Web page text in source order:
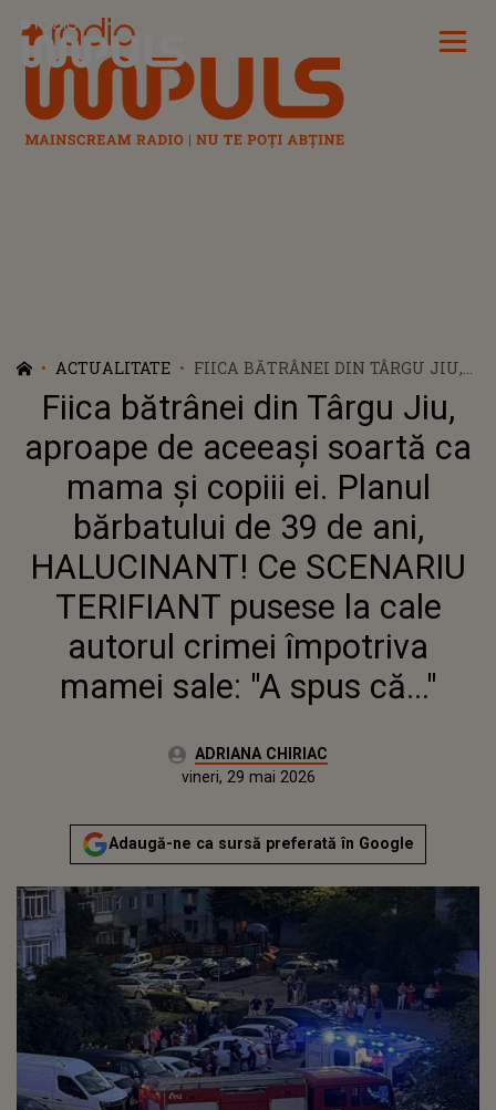
Radio Impuls
ACTUALITATE
FIICA BĂTRÂNEI DIN TÂRGU JIU,
APROAPE DE ACEEAȘI SOARTĂ CA
MAMA ȘI COPIII EI. PLANUL
BĂRBATULUI DE 39 DE ANI,
HALUCINANT! CE SCENARIU
TERIFIANT PUSESE LA CALE
AUTORUL CRIMEI ÎMPOTRIVA
MAMEI SALE: "A SPUS CĂ..."
Fiica bătrânei din Târgu Jiu,
aproape de aceeași soartă ca
mama și copiii ei. Planul
bărbatului de 39 de ani,
HALUCINANT! Ce SCENARIU
TERIFIANT pusese la cale
autorul crimei împotriva
mamei sale: "A spus că..."
Autor:ADRIANA CHIRIAC
Publicat:
vineri, 29 mai 2026
Adaugă-ne ca sursă preferată în Google